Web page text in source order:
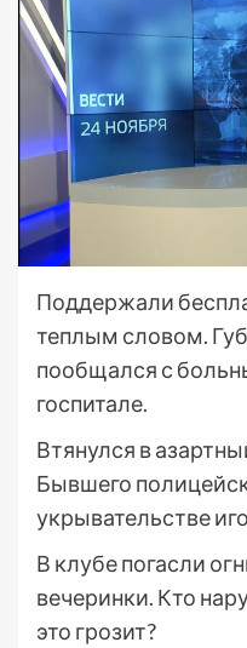
Поддержали
теплым словом.
пообщался с
госпитале.
Втянулся в
Бывшего
укрывательстве
В клубе погасли
вечеринки. Кто
это грозит?